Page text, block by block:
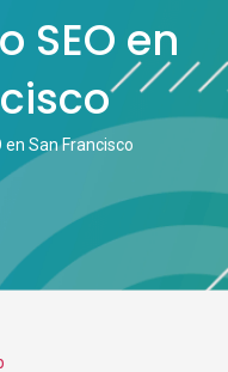
SEO en
en San Francisco